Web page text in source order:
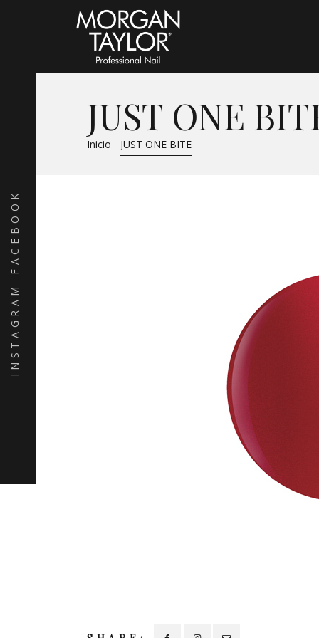
FACEBOOK
INSTAGRAM
JUST ONE
Inicio JUST ONE BITE